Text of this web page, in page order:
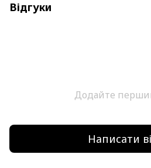
Відгуки
Додайте
Написати